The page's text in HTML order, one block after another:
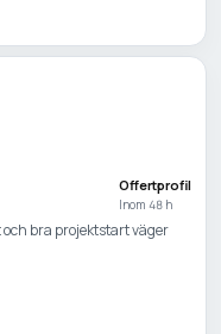
Offertprofil
Inom 48 h
bra projektstart väger